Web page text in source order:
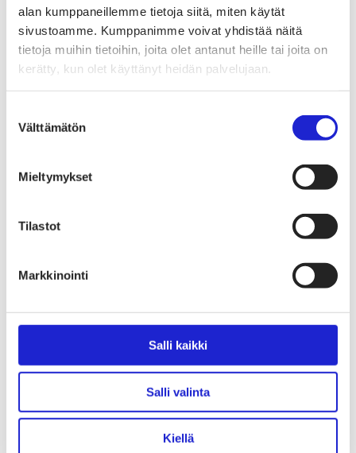
alan kumppaneillemme tietoja siitä, miten käytät
sivustoamme. Kumppanimme voivat yhdistää näitä
tietoja muihin tietoihin, joita olet antanut heille tai joita on
kerätty, kun olet käyttänyt heidän palvelujaan.
valinta
Välttämätön
Mieltymykset
Tilastot
Markkinointi
Salli kaikki
Salli valinta
Kiellä
Mahdollisuuksien ala – lue vaikuttamis­viestimme
EU-vaalit 2024: Reilut pelisäännöt turvaavat
elinvoimaisen tekstiili- ja muotialan Suomessa ja
Euroopassa
Tekstiili- ja muotialasta viennin uusi kärki
Suomesta tekstiilialan kiertotalouden &
Tekstiili- ja muotiala tarvitsee monipuolista
Luodaan kannusteet kuluttajan vihreään
Työelämä-vaikuttajaryhmä
Yritysvastuu, kiertotalous ja toimivat markkinat -
vaikuttajaryhmä
vaikuttajaryhmä
Julkiset hankinnat ja huoltovarmuus -
Kestävä tuotepolitiikka​ -vaikuttajaryhmä
Osaaminen ja vetovoima -vaikuttajaryhmä